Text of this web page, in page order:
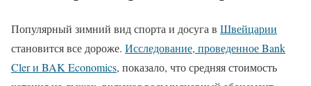
Популярный зимний вид спорта и досуга в Швейцарии
становится все дороже. Исследование, проведенное Bank
Cler и BAK Economics, показало, что средняя стоимость